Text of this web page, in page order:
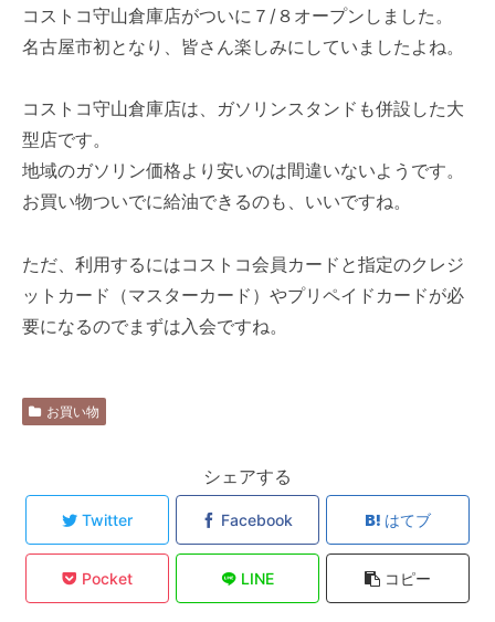
コストコ守山倉庫店がついに７/８オープンしました。
名古屋市初となり、皆さん楽しみにしていましたよね。
コストコ守山倉庫店は、ガソリンスタンドも併設した大
型店です。
地域のガソリン価格より安いのは間違いないようです。
お買い物ついでに給油できるのも、いいですね。
ただ、利用するにはコストコ会員カードと指定のクレジ
ットカード（マスターカード）やプリペイドカードが必
要になるのでまずは入会ですね。
お買い物
シェアする
Twitter Facebook はてブ
Pocket LINE コピー